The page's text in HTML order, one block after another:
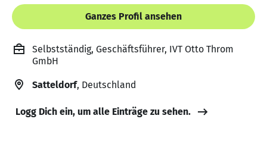
Ganzes Profil ansehen
Selbstständig, Geschäftsführer, IVT Otto Throm
GmbH
Satteldorf, Deutschland
Logg Dich ein, um alle Einträge zu sehen.